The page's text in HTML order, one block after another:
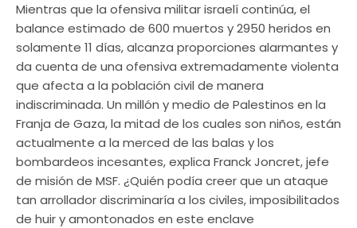
Mientras que la ofensiva militar israelí continúa, el
balance estimado de 600 muertos y 2950 heridos en
solamente 11 días, alcanza proporciones alarmantes y
da cuenta de una ofensiva extremadamente violenta
que afecta a la población civil de manera
indiscriminada. Un millón y medio de Palestinos en la
Franja de Gaza, la mitad de los cuales son niños, están
actualmente a la merced de las balas y los
bombardeos incesantes, explica Franck Joncret, jefe
de misión de MSF. ¿Quién podía creer que un ataque
tan arrollador discriminaría a los civiles, imposibilitados
de huir y amontonados en este enclave